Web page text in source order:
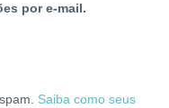
por e-mail.
Saiba como seus